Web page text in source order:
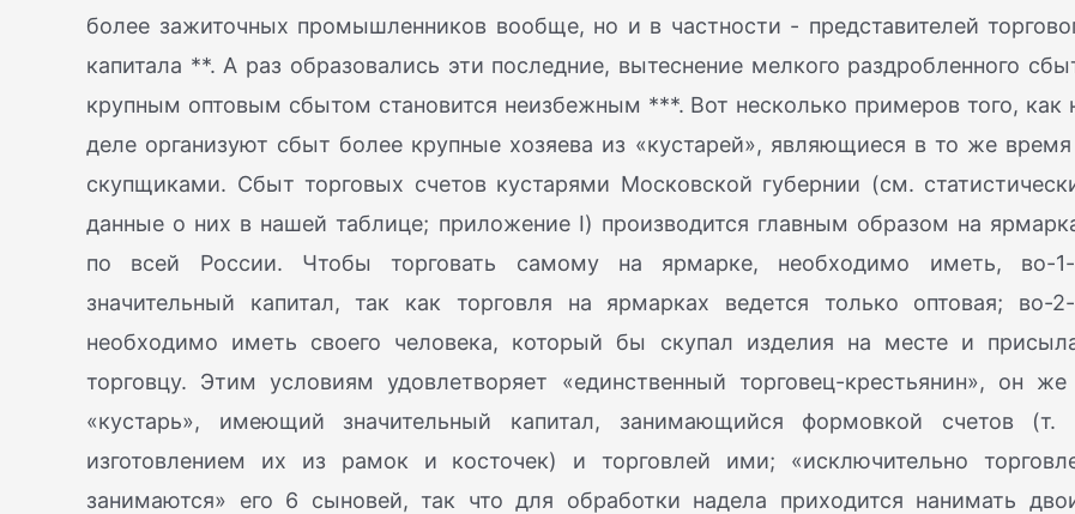
более зажиточных промышленников вообще, но и в частности - представителей
капитала **. А раз образовались эти последние, вытеснение мелкого раздробленного
крупным оптовым сбытом становится неизбежным ***. Вот несколько примеров того, как
деле организуют сбыт более крупные хозяева из «кустарей», являющиеся в то же
скупщиками. Сбыт торговых счетов кустарями Московской губернии (см.
данные о них в нашей таблице; приложение I) производится главным образом на
по всей России. Чтобы торговать самому на ярмарке, необходимо иметь, во-1-
значительный капитал, так как торговля на ярмарках ведется только оптовая; во-
необходимо иметь своего человека, который бы скупал изделия на месте и
торговцу. Этим условиям удовлетворяет «единственный торговец-крестьянин», он
«кустарь», имеющий значительный капитал, занимающийся формовкой счетов (т.
изготовлением их из рамок и косточек) и торговлей ими; «исключительно
занимаются» его 6 сыновей, так что для обработки надела приходится нанимать